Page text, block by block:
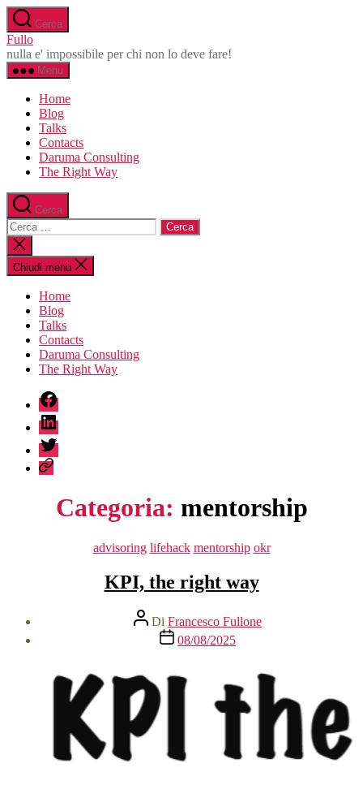
Salta
al
contenuto
Cerca
Fullo
nulla e' impossibile per chi non lo deve fare!
Menu
Home
Blog
Talks
Contacts
Daruma Consulting
The Right Way
Cerca
Cerca:
Chiudi
la
ricerca
Chiudi menu
Home
Blog
Talks
Contacts
Daruma Consulting
The Right Way
fb
linkedin
twitter
sessionize
Categoria: mentorship
Categorie
advisoring lifehack mentorship okr
KPI, the right way
Autore
articolo
Di Francesco Fullone
Data
dell'articolo
08/08/2025